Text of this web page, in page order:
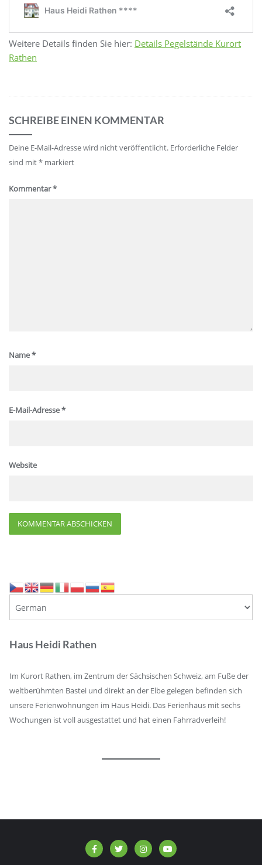
Weitere Details finden Sie hier: Details Pegelstände Kurort
Rathen
SCHREIBE EINEN KOMMENTAR
Deine E-Mail-Adresse wird nicht veröffentlicht. Erforderliche Felder
sind mit* markiert
Kommentar*
Name*
E-Mail-Adresse*
Website
Haus Heidi Rathen
Im Kurort Rathen, im Zentrum der Sächsischen Schweiz, am Fuße der
weltberühmten Bastei und direkt an der Elbe gelegen befinden sich
unsere Ferienwohnungen im Haus Heidi. Das Ferienhaus mit sechs
Wochungen ist voll ausgestattet und hat einen Fahrradverleih!